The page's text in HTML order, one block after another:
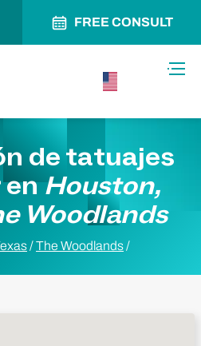
FREE CONSULT
de tatuajes
enHouston,
Woodlands
/The Woodlands/